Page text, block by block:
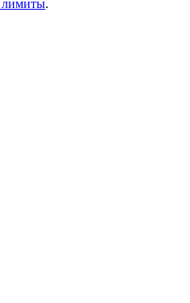
лимиты.